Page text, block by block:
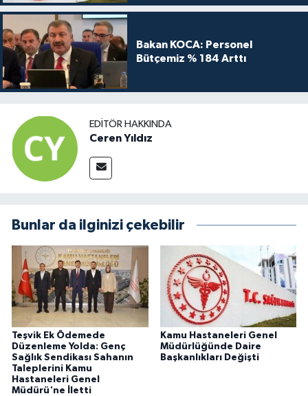
Bakan KOCA: Personel
Bütçemiz % 184 Arttı
EDITÖR HAKKINDA
Ceren Yıldız
Bunlar da ilginizi çekebilir
Teşvik Ek Ödemede
Düzenleme Yolda: Genç
Sağlık Sendikası Sahanın
Taleplerini Kamu
Hastaneleri Genel
Müdürü'ne İletti
Kamu Hastaneleri Genel
Müdürlüğünde Daire
Başkanlıkları Değişti